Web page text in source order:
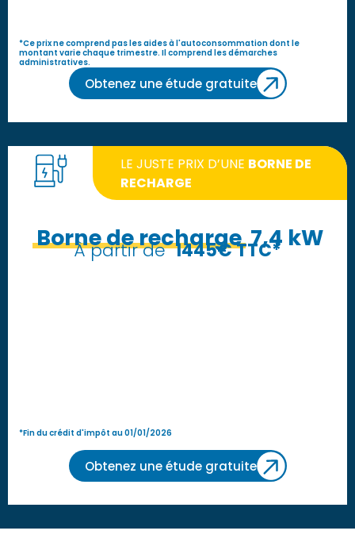
*Ce prix ne comprend pas les aides à l'autoconsommation dont le
montant varie chaque trimestre. Il comprend les démarches
administratives.
Obtenez une étude gratuite
LE JUSTE PRIX D’UNE BORNE DE
RECHARGE
Borne de recharge7,4 kW
À partir de1445€ TTC*
*Fin du crédit d'impôt au 01/01/2026
Obtenez une étude gratuite